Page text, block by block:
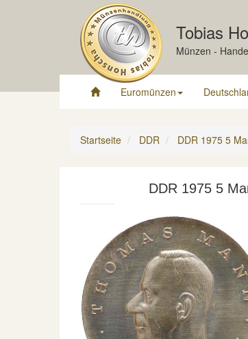
Tobias
Münzen -
Euromünzen
Startseite DDR DDR 1975 5
DDR 1975 5